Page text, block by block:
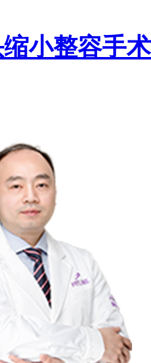
小整容手